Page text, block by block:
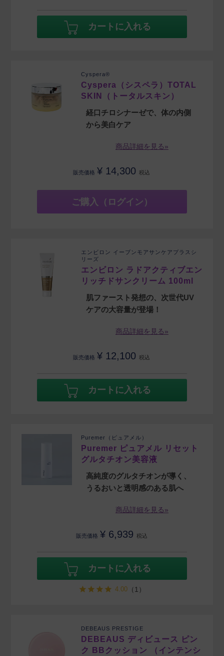
カートに入れる
Cyspera®
Cyspera（シスペラ）TOTAL
SKIN（トータルスキン）
経口チロシナーゼで、体の内側
から美白ケア
商品詳細を見る»
販売価格 ¥ 14,300 税込
ご購入（ログイン）
エンビロン イーブンモアサンケアプラスシ
リーズ
エンビロン ラドアクティブエン
リッチドサンクリーム 100ml
肌ファースト発想の、次世代UV
ケアの大容量が登場！
商品詳細を見る»
販売価格 ¥ 12,100 税込
カートに入れる
Puremer（ピュアメル）
Puremer ピュアメル リセット
グルタチオン美容液
高純度のグルタチオンが導く、
うるおいと透明感のある肌へ
商品詳細を見る»
販売価格 ¥ 6,939 税込
カートに入れる
4.00 （1）
DEBEAUS PRESTIGE
DEBEAUS ディビュース ピン
ク BBクッション （インテンシ